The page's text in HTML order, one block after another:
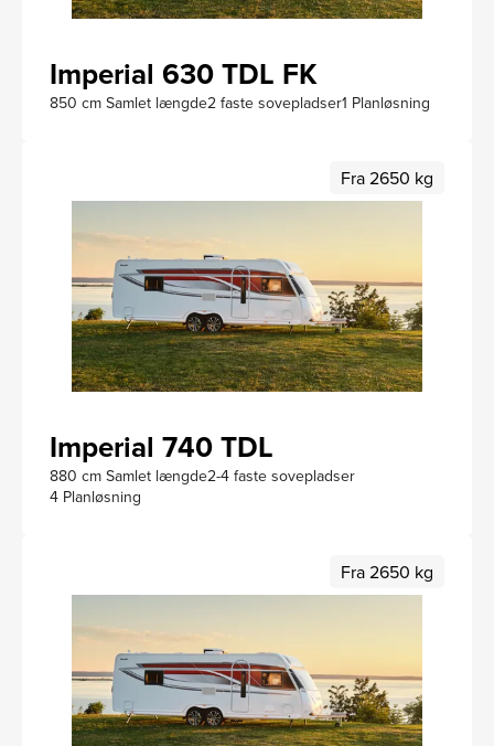
Imperial 630 TDL FK
850 cm Samlet længde2 faste sovepladser1 Planløsning
Fra 2650 kg
Imperial 740 TDL
880 cm Samlet længde2-4 faste sovepladser
4 Planløsning
Fra 2650 kg